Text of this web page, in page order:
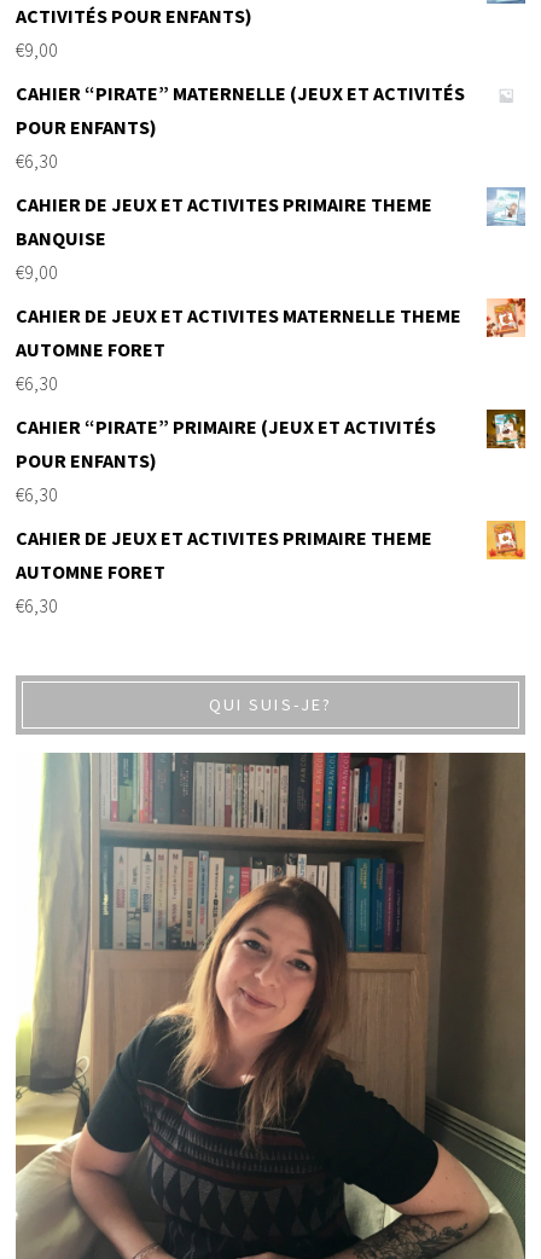
ACTIVITÉS POUR ENFANTS)
€9,00
CAHIER “PIRATE” MATERNELLE (JEUX ET ACTIVITÉS
POUR ENFANTS)
€6,30
CAHIER DE JEUX ET ACTIVITES PRIMAIRE THEME
BANQUISE
€9,00
CAHIER DE JEUX ET ACTIVITES MATERNELLE THEME
AUTOMNE FORET
€6,30
CAHIER “PIRATE” PRIMAIRE (JEUX ET ACTIVITÉS
POUR ENFANTS)
€6,30
CAHIER DE JEUX ET ACTIVITES PRIMAIRE THEME
AUTOMNE FORET
€6,30
QUI SUIS-JE?